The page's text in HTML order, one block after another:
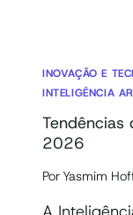
INOVAÇÃO E
INTELIGÊNCIA
Tendências
2026
Por Yasmim